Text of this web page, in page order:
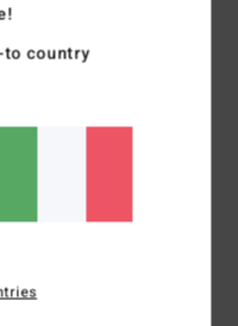
40% cotone felpato
to country